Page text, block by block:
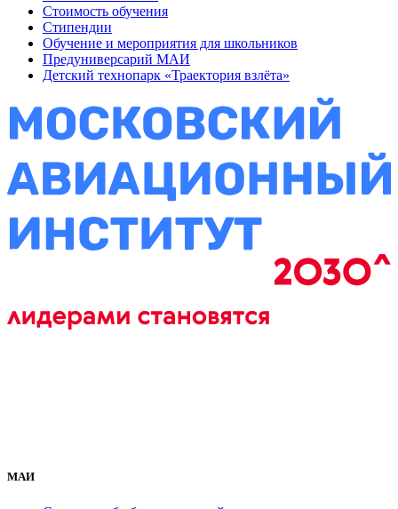
Стоимость обучения
Стипендии
Обучение и мероприятия для школьников
Предуниверсарий МАИ
Детский технопарк «Траектория взлёта»
МАИ